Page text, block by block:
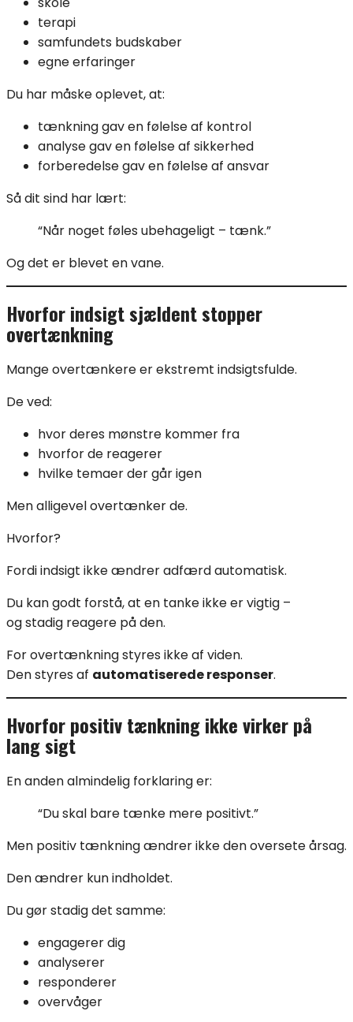
terapi
samfundets budskaber
egne erfaringer
Du har måske oplevet, at:
tænkning gav en følelse af kontrol
analyse gav en følelse af sikkerhed
forberedelse gav en følelse af ansvar
Så dit sind har lært:
“Når noget føles ubehageligt – tænk.”
Og det er blevet en vane.
Hvorfor indsigt sjældent stopper
overtænkning
Mange overtænkere er ekstremt indsigtsfulde.
De ved:
hvor deres mønstre kommer fra
hvorfor de reagerer
hvilke temaer der går igen
Men alligevel overtænker de.
Hvorfor?
Fordi indsigt ikke ændrer adfærd automatisk.
Du kan godt forstå, at en tanke ikke er vigtig –
og stadig reagere på den.
For overtænkning styres ikke af viden.
Den styres af automatiserede responser.
Hvorfor positiv tænkning ikke virker på
lang sigt
En anden almindelig forklaring er:
“Du skal bare tænke mere positivt.”
Men positiv tænkning ændrer ikke den oversete årsag.
Den ændrer kun indholdet.
Du gør stadig det samme:
engagerer dig
analyserer
responderer
overvåger